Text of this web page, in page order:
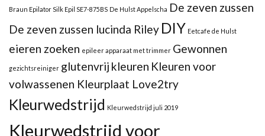
Braun Epilator Silk Epil SE7-875BS De Hulst Appelscha De zeven zussen
De zeven zussen lucinda Riley DIY Eetcafe de Hulst
eieren zoeken epileer apparaat met trimmer Gewonnen
gezichtsreiniger glutenvrij kleuren Kleuren voor
volwassenen Kleurplaat Love2try
Kleurwedstrijd Kleurwedstrijd juli 2019
Kleurwedstrijd voor